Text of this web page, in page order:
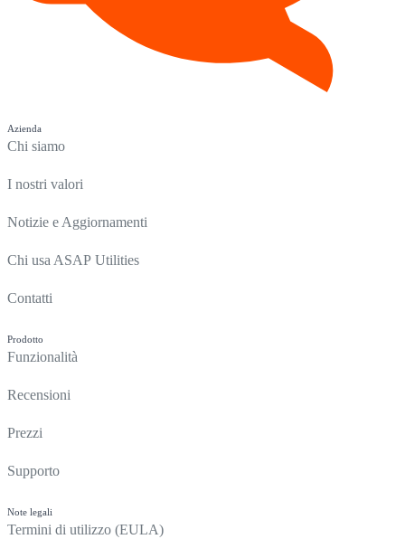
Azienda
Chi siamo
I nostri valori
Notizie e Aggiornamenti
Chi usa ASAP Utilities
Contatti
Prodotto
Funzionalità
Recensioni
Prezzi
Supporto
Note legali
Termini di utilizzo (EULA)